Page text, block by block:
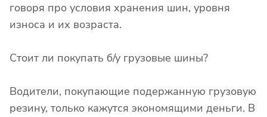
говоря про условия хранения шин, уровня
износа и их возраста.
Стоит ли покупать б/у грузовые шины?
Водители, покупающие подержанную грузовую
резину, только кажутся экономящими деньги. В